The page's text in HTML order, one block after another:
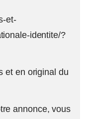
et-
identite/?
et en original du
annonce, vous